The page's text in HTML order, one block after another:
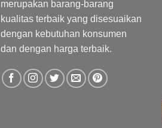
merupakan barang-barang
kualitas terbaik yang disesuaikan
dengan kebutuhan konsumen
dan dengan harga terbaik.